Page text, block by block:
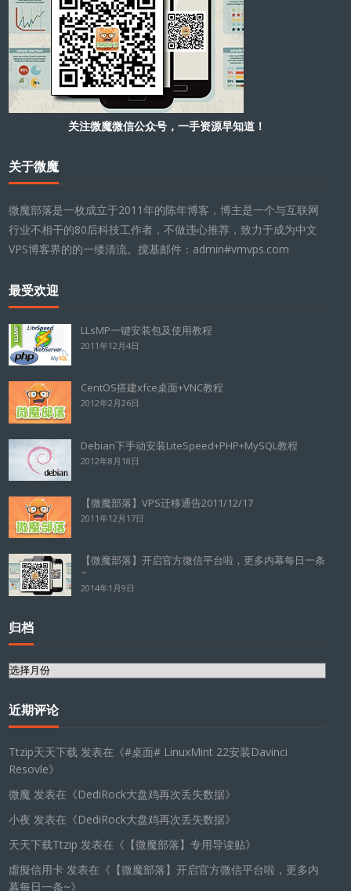
关注微魔微信公众号，一手资源早知道！
关于微魔
微魔部落是一枚成立于2011年的陈年博客，博主是一个与互联网
行业不相干的80后科技工作者，不做违心推荐，致力于成为中文
VPS博客界的的一缕清流。搅基邮件：admin#vmvps.com
最受欢迎
LLsMP一键安装包及使用教程
2011年12月4日
CentOS搭建xfce桌面+VNC教程
2012年2月26日
Debian下手动安装LiteSpeed+PHP+MySQL教程
2012年8月18日
【微魔部落】VPS迁移通告2011/12/17
2011年12月17日
【微魔部落】开启官方微信平台啦，更多内幕每日一条
~
2014年1月9日
归档
归
近期评论
Ttzip天天下载 发表在《#桌面# LinuxMint 22安装Davinci
Resovle》
微魔 发表在《DediRock大盘鸡再次丢失数据》
小夜 发表在《DediRock大盘鸡再次丢失数据》
天天下载Ttzip 发表在《 【微魔部落】专用导读贴》
虛擬信用卡 发表在《 【微魔部落】开启官方微信平台啦，更多内
幕每日一条~》